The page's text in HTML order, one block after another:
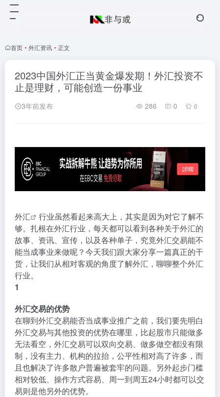
首页 • 外汇资讯 • 正文
2023中国外汇正当黄金爆发期！外汇投资不
止是理财，可能创造一份事业
3年前发布 286 0 0
外汇
行业虽然看起来高大上，其实是因为对它了解不
够。扎根在外汇行业，每天都可以看到各种关于外汇的
故事、资讯、宣传，以及各种单子，究竟外汇交易能不
能当成事业来做呢？今天我们跟大家分享一篇真正的干
货，让我们从相对客观的角度了解外汇，聊聊整个外汇
行业。
1
外汇交易的优势
在聊到外汇交易能否当成事业推广之前，我们要先明白
外汇交易与其他投资的优势在哪里，比起股市只能做多
无法看空，外汇交易可以双向交易、做多做空都没有限
制，没有主力、机构的拉抬，公平性相对高了许多，而
且也解决了许多散户普遍被套牢的问题。另外起步门槛
相对较低、操作方式容易、周一到周五24小时都可以交
易则是他另外的优势。